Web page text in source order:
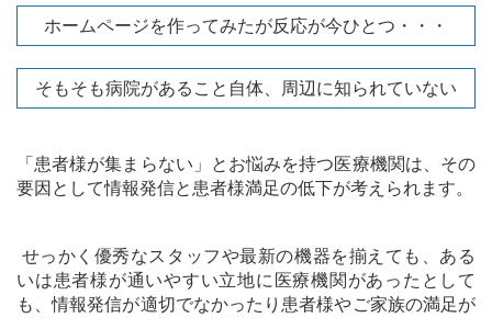
ホームページを作ってみたが反応が今ひとつ・・・
そもそも病院があること自体、周辺に知られていない
「患者様が集まらない」とお悩みを持つ医療機関は、その
要因として情報発信と患者様満足の低下が考えられます。
せっかく優秀なスタッフや最新の機器を揃えても、ある
いは患者様が通いやすい立地に医療機関があったとして
も、情報発信が適切でなかったり患者様やご家族の満足が